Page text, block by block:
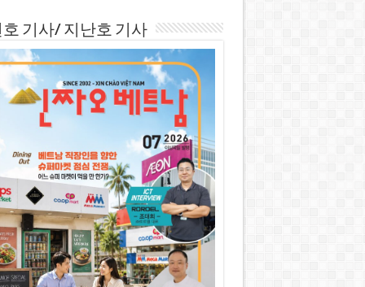
기사/ 지난호 기사